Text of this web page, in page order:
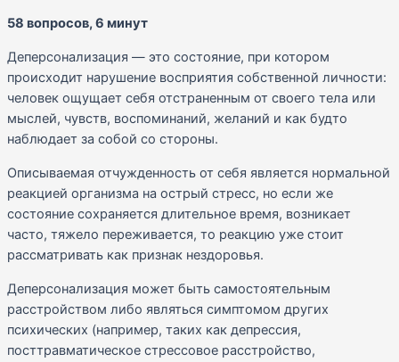
58 вопросов, 6 минут
Деперсонализация — это состояние, при котором
происходит нарушение восприятия собственной личности:
человек ощущает себя отстраненным от своего тела или
мыслей, чувств, воспоминаний, желаний и как будто
наблюдает за собой со стороны.
Описываемая отчужденность от себя является нормальной
реакцией организма на острый стресс, но если же
состояние сохраняется длительное время, возникает
часто, тяжело переживается, то реакцию уже стоит
рассматривать как признак нездоровья.
Деперсонализация может быть самостоятельным
расстройством либо являться симптомом других
психических (например, таких как депрессия,
посттравматическое стрессовое расстройство,